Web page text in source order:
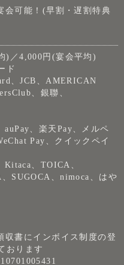
会可能！(早割・遅割特典
)／4,000円(宴会平均)
ド
、JCB、AMERICAN
、銀聯、
auPay、楽天Pay、メルペ
Pay、クイックペイ
Kitaca、TOICA、
SUGOCA、nimoca、はや
収書にインボイス制度の登
おります